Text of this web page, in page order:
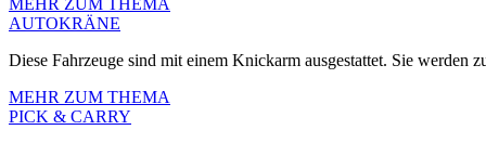
MEHR ZUM THEMA
AUTOKRÄNE
Diese Fahrzeuge sind mit einem Knickarm ausgestattet. Sie werden
MEHR ZUM THEMA
PICK & CARRY